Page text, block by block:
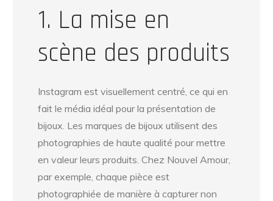
1. La mise en
scène des produits
Instagram est visuellement centré, ce qui en
fait le média idéal pour la présentation de
bijoux. Les marques de bijoux utilisent des
photographies de haute qualité pour mettre
en valeur leurs produits. Chez Nouvel Amour,
par exemple, chaque pièce est
photographiée de manière à capturer non